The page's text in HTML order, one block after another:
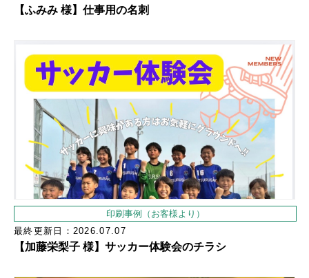
【ふみみ 様】仕事用の名刺
印刷事例（お客様より）
最終更新日：2026.07.07
【加藤栄梨子 様】サッカー体験会のチラシ